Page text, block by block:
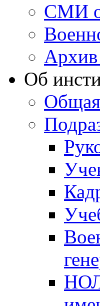
СМИ
Архив
Об
НОЛ